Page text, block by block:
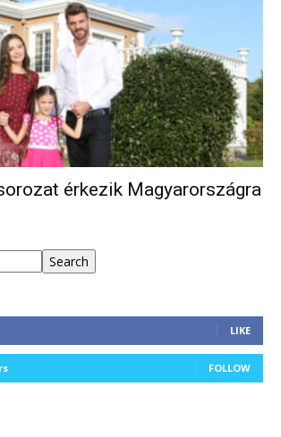
érkezik Magyarországra
Search
LIKE
FOLLOW